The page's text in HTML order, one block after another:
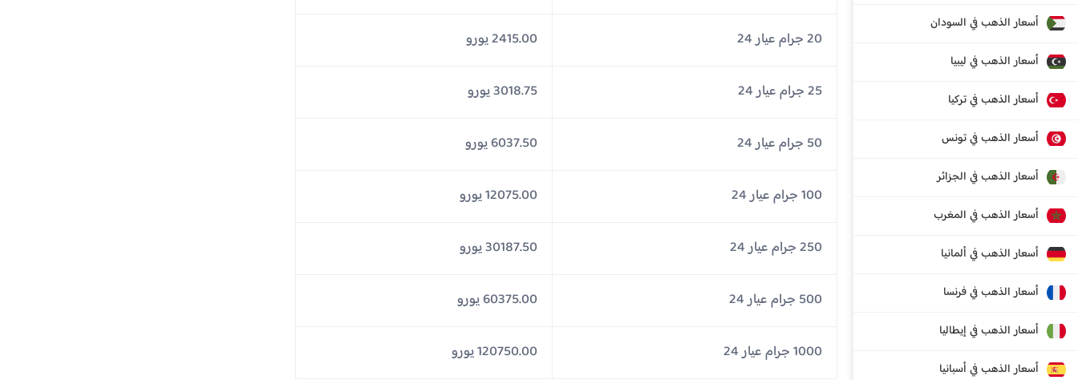
أسعار الذهب في السودان
أسعار الذهب في ليبيا
أسعار الذهب في تركيا
أسعار الذهب في تونس
أسعار الذهب في الجزائر
أسعار الذهب في المغرب
أسعار الذهب في ألمانيا
أسعار الذهب في فرنسا
أسعار الذهب في إيطاليا
أسعار الذهب في أسبانيا
20 جرام عيار 24 2415.00 يورو
25 جرام عيار 24 3018.75 يورو
50 جرام عيار 24 6037.50 يورو
100 جرام عيار 24 12075.00 يورو
250 جرام عيار 24 30187.50 يورو
500 جرام عيار 24 60375.00 يورو
1000 جرام عيار 24 120750.00 يورو